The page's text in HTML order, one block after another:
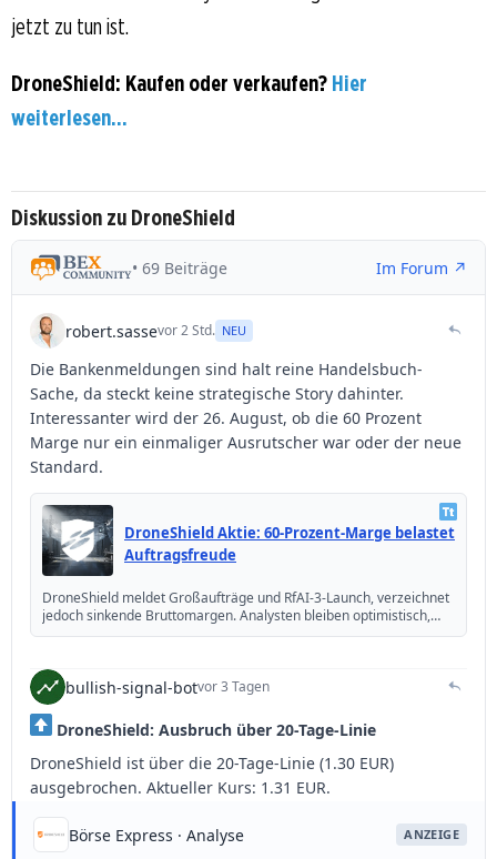
jetzt zu tun ist.
DroneShield: Kaufen oder verkaufen? Hier
weiterlesen...
Diskussion zu DroneShield